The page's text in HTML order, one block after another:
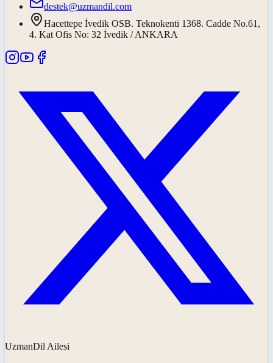
destek@uzmandil.com
Hacettepe İvedik OSB. Teknokenti 1368. Cadde No.61,
4. Kat Ofis No: 32 İvedik / ANKARA
UzmanDil Ailesi